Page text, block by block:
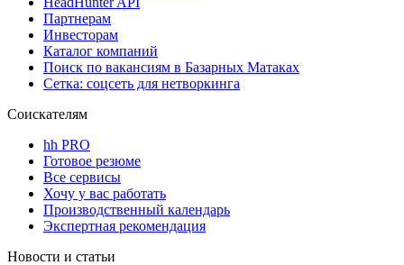
Партнерам
Инвесторам
Каталог компаний
Поиск по вакансиям в Базарных Матаках
Сетка: соцсеть для нетворкинга
Соискателям
hh PRO
Готовое резюме
Все сервисы
Хочу у вас работать
Производственный календарь
Экспертная рекомендация
Новости и статьи